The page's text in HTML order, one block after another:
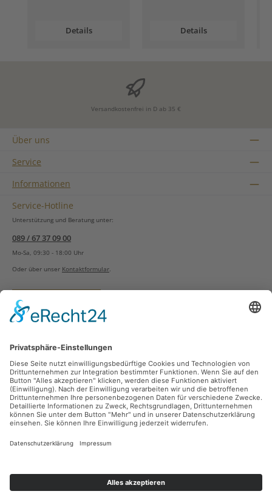
Details Details
Versandkostenfrei in D ab 35 €
Über uns
Service
Informationen
Service-Hotline
Unterstützung und Beratung unter:
089 / 67 37 09 00
Mo-Sa, 09:30 - 18:00 Uhr
Oder über unser Kontaktformular.
Vertrag widerrufen
Zahlungsarten
Sicher Einkaufen
Ladengeschäft
Newsletter
Facebook Instagram